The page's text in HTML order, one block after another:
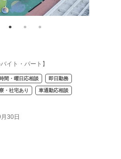
イト・パート】
時間・曜日応相談 即日勤務
・社宅あり 車通勤応相談
30日